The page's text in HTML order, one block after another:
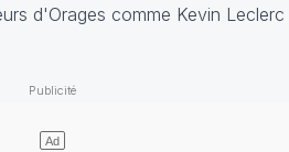
d'Orages comme Kevin